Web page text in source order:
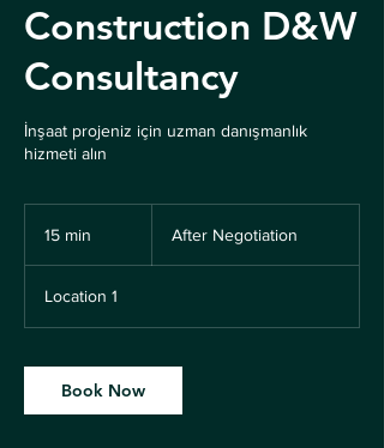
Construction D&W
Consultancy
İnşaat projeniz için uzman danışmanlık
hizmeti alın
15 min
i
n
After Negotiation
Location 1
Book Now